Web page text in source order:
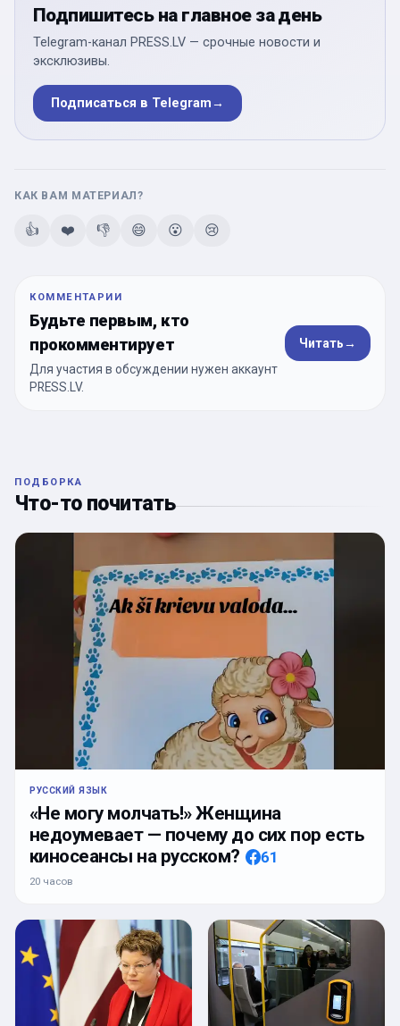
Подпишитесь на главное за день
Telegram-канал PRESS.LV — срочные новости и
эксклюзивы.
Подписаться в Telegram→
КАК ВАМ МАТЕРИАЛ?
👍 ❤️ 👎 😄 😮 😢
КОММЕНТАРИИ
Будьте первым, кто
прокомментирует
Для участия в обсуждении нужен аккаунт
PRESS.LV.
Читать→
ПОДБОРКА
Что-то почитать
РУССКИЙ ЯЗЫК
«Не могу молчать!» Женщина
недоумевает — почему до сих пор есть
киносеансы на русском?
61
20 часов